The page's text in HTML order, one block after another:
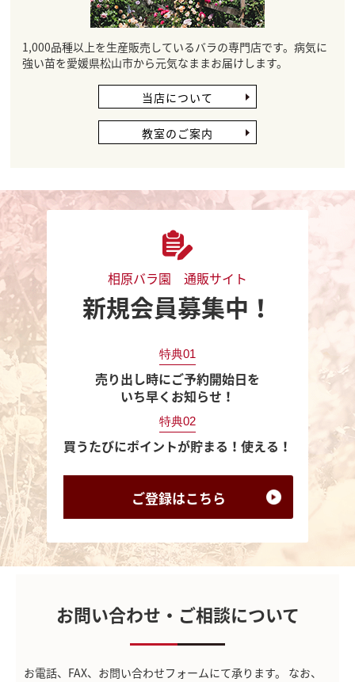
1,000品種以上を生産販売しているバラの専門店です。病気に
強い苗を愛媛県松山市から元気なままお届けします。
当店について
教室のご案内
相原バラ園 通販サイト
新規会員募集中！
特典01
売り出し時にご予約開始日を
いち早くお知らせ！
特典02
買うたびにポイントが貯まる！使える！
ご登録はこちら
お問い合わせ・ご相談について
お電話、FAX、お問い合わせフォームにて承ります。
なお、